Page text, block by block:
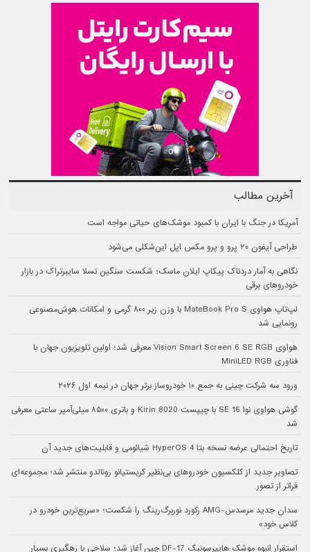
آخرین مطالب
آمریکا در جنگ با ایران با کمبود موشک‌های حیاتی مواجه است
طراحی آیفون ۲۰ پرو و پرو مکس اپل این‌شکلی می‌شود
نگاهی به آمار دردناک پیکاپ ایلان ماسک؛ شکست سنگین تسلا سایبرتراک در بازار
خودروهای برقی
لپ‌تاپ هواوی MateBook Pro S با وزن زیر ۸۰۰ گرمی و امکانات هوش‌مصنوعی
رونمایی شد
هواوی Vision Smart Screen 6 SE RGB معرفی شد؛ اولین تلویزیون جهان با
فناوری MiniLED RGB
ورود سه شرکت چینی به جمع ۱۰ خودروساز برتر جهان در نیمه اول ۲۰۲۶
گوشی هواوی نوا 16 SE با چیپست Kirin 8020 و باتری ۸۵۰۰ میلی‌آمپر ساعتی معرفی
شد
تاریخ احتمالی عرضه نسخه بتا HyperOS 4 شیائومی و قابلیت‌های جدید آن
تصاویر جدید از کلکسیون خودروهای بی‌نظیر کریستیانو رونالدو منتشر شد؛ مجموعه‌ای
فراتر از تصور
سدان جدید مرسدس-AMG رکورد نوربرگ‌رینگ را شکست؛ «سریع‌ترین خودرو در
کلاس خود»
استقرار انبوه موشک هایپرسونیک DF-17 چین آغاز شد؛ سلاحی با رهگیری بسیار